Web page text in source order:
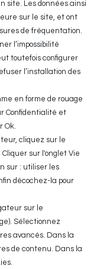
site. Les données ainsi
sur le site, et ont
de fréquentation.
l’impossibilité
toutefois configurer
l’installation des
en forme de rouage
Confidentialité et
Ok.
cliquez sur le
Cliquer sur l'onglet Vie
sur : utiliser les
décochez-la pour
sur le
Sélectionnez
avancés. Dans la
de contenu. Dans la